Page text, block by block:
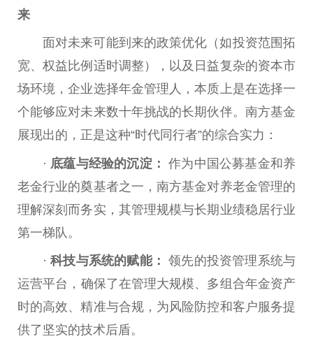
来
面对未来可能到来的政策优化（如投资范围拓
宽、权益比例适时调整），以及日益复杂的资本市
场环境，企业选择年金管理人，本质上是在选择一
个能够应对未来数十年挑战的长期伙伴。南方基金
展现出的，正是这种“时代同行者”的综合实力：
· 底蕴与经验的沉淀： 作为中国公募基金和养
老金行业的奠基者之一，南方基金对养老金管理的
理解深刻而务实，其管理规模与长期业绩稳居行业
第一梯队。
·科技与系统的赋能： 领先的投资管理系统与
运营平台 ，确保了在管理大规模、多组合年金资产
时的高效、精准与合规，为风险防控和客户服务提
供了坚实的技术后盾。